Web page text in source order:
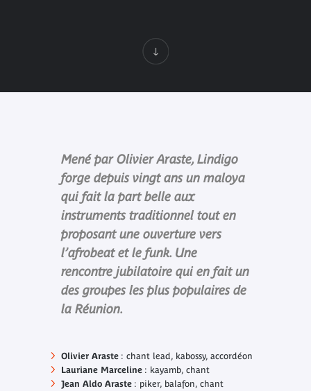
Mené par Olivier Araste, Lindigo
forge depuis vingt ans un maloya
qui fait la part belle aux
instruments traditionnel tout en
proposant une ouverture vers
l’afrobeat et le funk. Une
rencontre jubilatoire qui en fait un
des groupes les plus populaires de
la Réunion.
Olivier Araste: chant lead, kabossy, accordéon
Lauriane Marceline: kayamb, chant
Jean Aldo Araste: piker, balafon, chant